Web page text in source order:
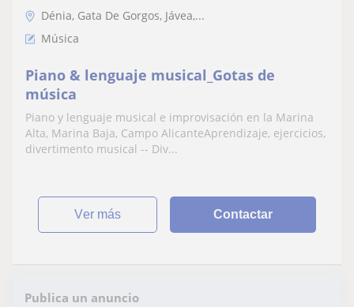
Dénia, Gata De Gorgos, Jávea,...
Música
Piano & lenguaje musical_Gotas de
música
Piano y lenguaje musical e improvisación en la Marina
Alta, Marina Baja, Campo AlicanteAprendizaje, ejercicios,
divertimento musical -- Div...
ver más Contactar
Publica un anuncio